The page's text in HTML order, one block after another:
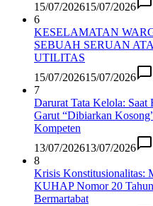
15/07/202615/07/2026
6
KESELAMATAN
SEBUAH SERUAN
UTILITAS
15/07/202615/07/2026
7
Darurat Tata Kelola: Saat
Garut “Dibiarkan
Kompeten
13/07/202613/07/2026
8
Krisis Konstitusionalitas:
KUHAP Nomor 20
Bermartabat